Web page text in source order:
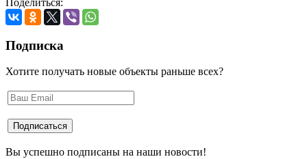
Поделиться:
Подписка
Хотите получать новые объекты раньше всех?
Вы успешно подписаны на наши новости!